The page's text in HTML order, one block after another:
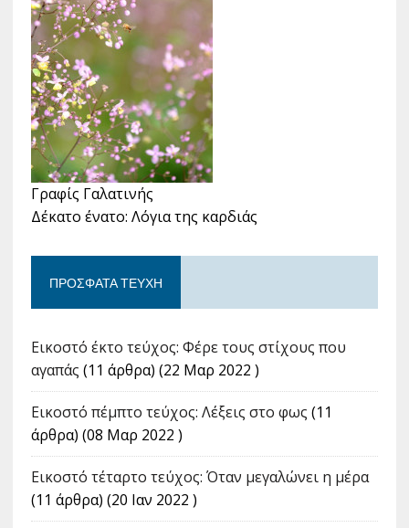
Γραφίς Γαλατινής
Δέκατο ένατο: Λόγια της καρδιάς
ΠΡΌΣΦΑΤΑ ΤΕΎΧΗ
Εικοστό έκτο τεύχος: Φέρε τους στίχους που
αγαπάς (11 άρθρα) (22 Μαρ 2022 )
Εικοστό πέμπτο τεύχος: Λέξεις στο φως (11
άρθρα) (08 Μαρ 2022 )
Εικοστό τέταρτο τεύχος: Όταν μεγαλώνει η μέρα
(11 άρθρα) (20 Ιαν 2022 )